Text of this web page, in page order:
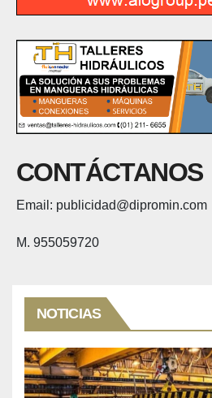
CONTÁCTANOS
Email: publicidad@dipromin.com
M. 955059720
NOTICIAS